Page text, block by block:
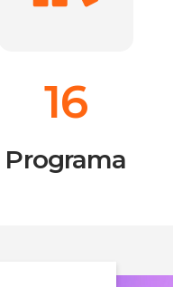
16
Programa